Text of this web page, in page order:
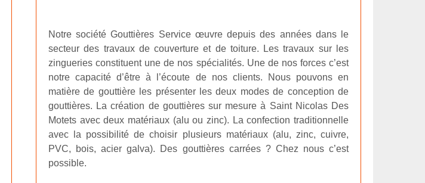
Notre société Gouttières Service œuvre depuis des années dans le
secteur des travaux de couverture et de toiture. Les travaux sur les
zingueries constituent une de nos spécialités. Une de nos forces c’est
notre capacité d’être à l’écoute de nos clients. Nous pouvons en
matière de gouttière les présenter les deux modes de conception de
gouttières. La création de gouttières sur mesure à Saint Nicolas Des
Motets avec deux matériaux (alu ou zinc). La confection traditionnelle
avec la possibilité de choisir plusieurs matériaux (alu, zinc, cuivre,
PVC, bois, acier galva). Des gouttières carrées ? Chez nous c’est
possible.